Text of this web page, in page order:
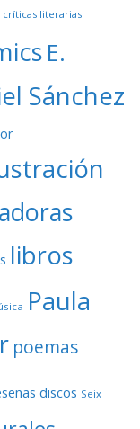
críticas literarias
E.
Sánchez
libros
Paula
poemas
discos Seix